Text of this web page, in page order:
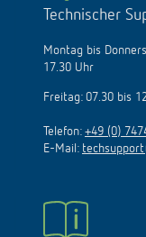
Technischer
Montag bis
17.30 Uhr
Freitag: 07.30 bis
Telefon: +49 (0)
E-Mail: